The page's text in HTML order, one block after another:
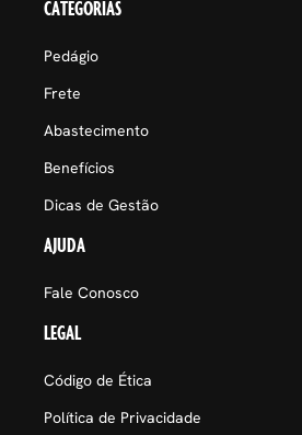
CATEGORIAS
Pedágio
Frete
Abastecimento
Benefícios
Dicas de Gestão
AJUDA
Fale Conosco
LEGAL
Código de Ética
Política de Privacidade